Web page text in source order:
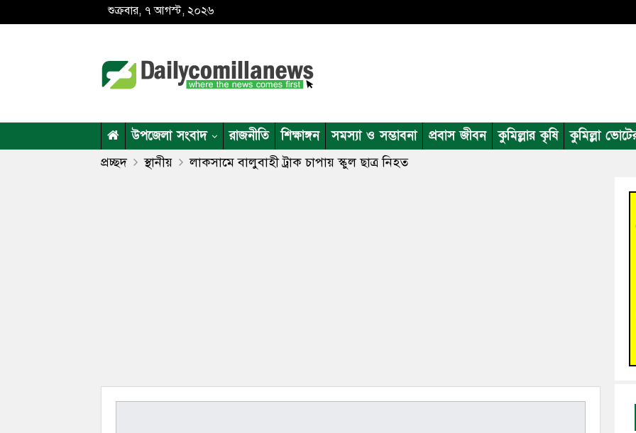
শুক্রবার, ৭ আগস্ট, ২০২৬
উপজেলা সংবাদ রাজনীতি শিক্ষাঙ্গন সমস্যা ও সম্ভাবনা প্রবাস জীবন কুমিল্লার কৃষি কুমিল্লা
প্রচ্ছদ স্থানীয় লাকসামে বালুবাহী ট্রাক চাপায় স্কুল ছাত্র নিহত